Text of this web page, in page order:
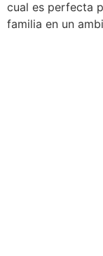
cual es perfecta
familia en un